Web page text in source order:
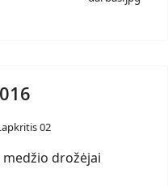
02
drožėjai